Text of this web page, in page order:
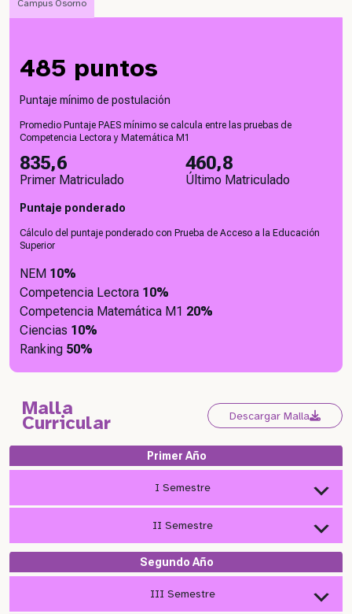
Campus Osorno
485 puntos
Puntaje mínimo de postulación
Promedio Puntaje PAES mínimo se calcula entre las pruebas de
Competencia Lectora y Matemática M1
835,6
Primer Matriculado
460,8
Último Matriculado
Puntaje ponderado
Cálculo del puntaje ponderado con Prueba de Acceso a la Educación
Superior
NEM 10%
Competencia Lectora 10%
Competencia Matemática M1 20%
Ciencias 10%
Ranking 50%
Malla
Curricular Descargar Malla
Primer Año
I Semestre
II Semestre
Segundo Año
III Semestre